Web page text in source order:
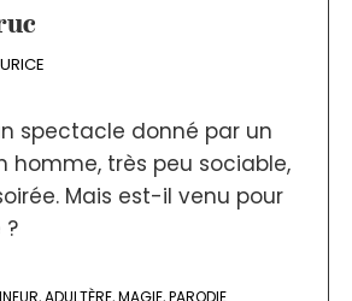
spectacle donné par un
homme, très peu sociable,
Mais est-il venu pour
?